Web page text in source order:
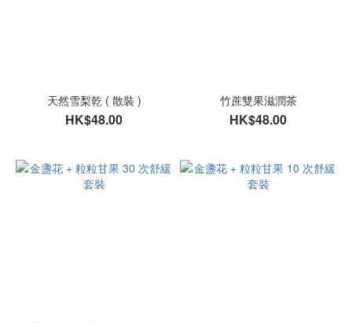
天然雪梨乾 ( 散裝 )
HK$48.00
竹蔗雙果滋潤茶
HK$48.00